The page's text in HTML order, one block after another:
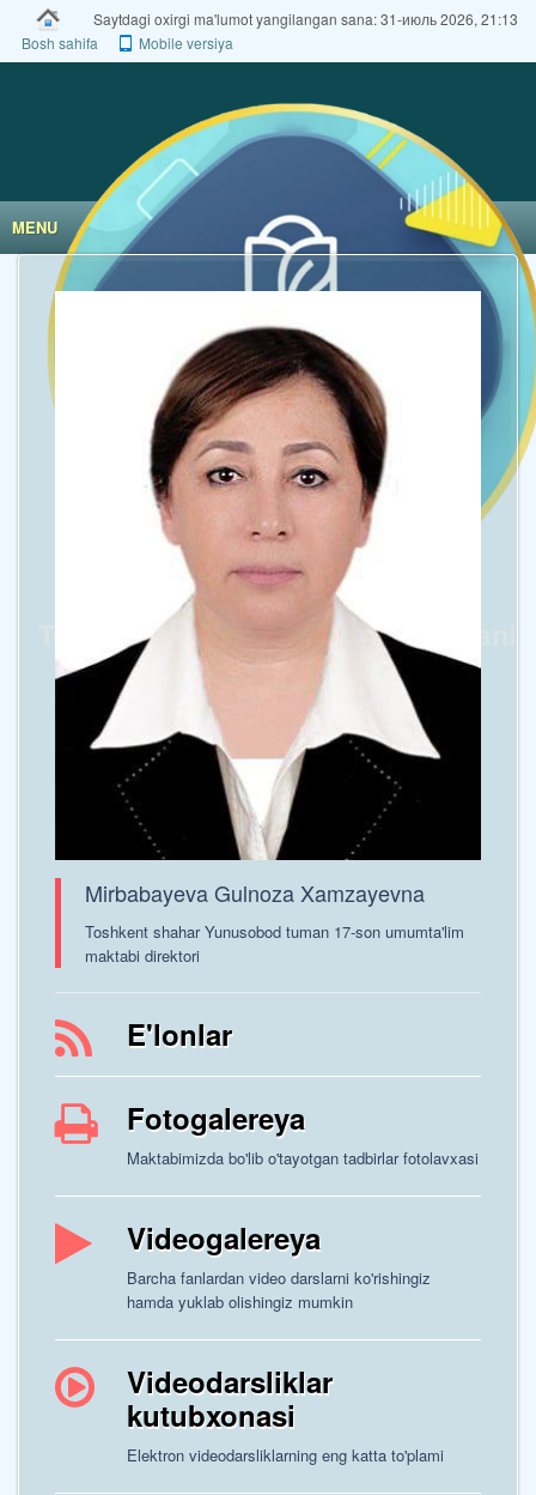
Saytdagi oxirgi ma'lumot yangilangan sana: 31-июль 2026, 21:13
Bosh sahifa
Mobile versiya
Toshkent shaxar Yunusobod tumani
17-sonli umumta’lim maktabi
MENU
Mirbabayeva Gulnoza Xamzayevna
Toshkent shahar Yunusobod tuman 17-son umumta'lim
maktabi direktori
E'lonlar
Fotogalereya
Maktabimizda bo'lib o'tayotgan tadbirlar fotolavxasi
Videogalereya
Barcha fanlardan video darslarni ko'rishingiz
hamda yuklab olishingiz mumkin
Videodarsliklar
kutubxonasi
Elektron videodarsliklarning eng katta to'plami